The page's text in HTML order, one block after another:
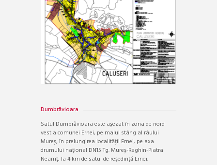
Dumbrăvioara
Satul Dumbrăvioara este așezat în zona de nord-
vest a comunei Ernei, pe malul stâng al râului
Mureș, în prelungirea localității Ernei, pe axa
drumului național DN15 Tg. Mureș-Reghin-Piatra
Neamț, la 4 km de satul de reședință Ernei.